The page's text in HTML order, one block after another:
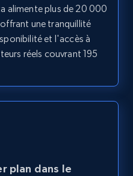
Essai gratuit
max, Rating,
alimente plus de 20 000
une tranquillité
et l'accès à
réels couvrant 195
plan dans le